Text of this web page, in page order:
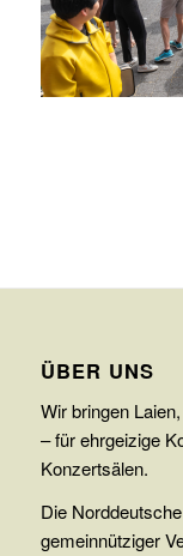
ÜBER UNS
Wir bringen
– für ehrgeizige
Konzertsälen.
Die
gemeinnütziger